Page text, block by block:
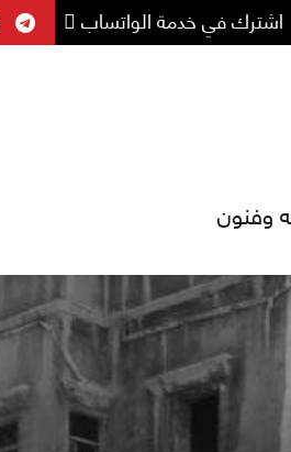
اشترك في خدمة الواتساب
وفنون